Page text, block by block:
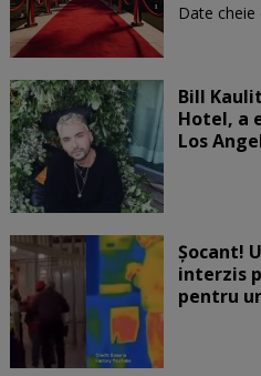
Date cheie
Bill
Hotel, a
Los
Șocant!
interzis
pentru